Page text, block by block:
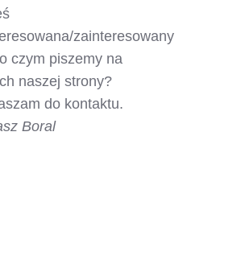
zainteresowany
czym piszemy na
naszej strony?
do kontaktu.
Boral